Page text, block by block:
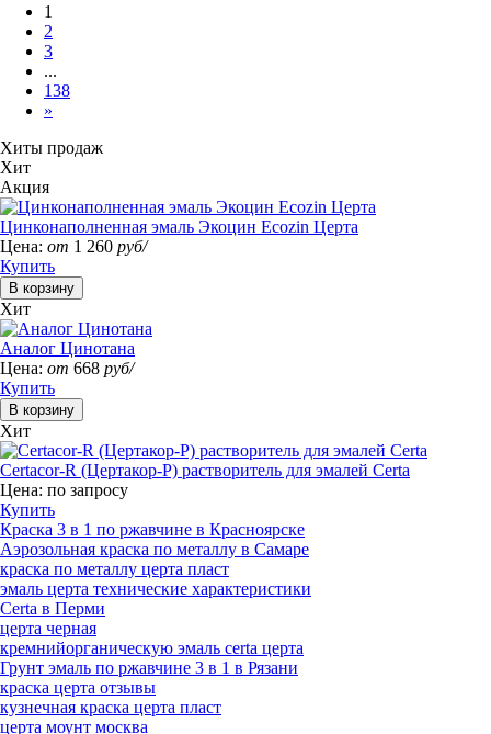
1
2
3
...
138
»
Хиты продаж
Хит
Акция
Цинконаполненная эмаль Экоцин Ecozin Церта
Цена: от 1 260 руб/
Купить
Хит
Аналог Цинотана
Цена: от 668 руб/
Купить
Хит
Certacor-R (Цертакор-Р) растворитель для эмалей Certa
Цена: по запросу
Купить
Краска 3 в 1 по ржавчине в Красноярске
Аэрозольная краска по металлу в Самаре
краска по металлу церта пласт
эмаль церта технические характеристики
Certa в Перми
церта черная
кремнийорганическую эмаль certa церта
Грунт эмаль по ржавчине 3 в 1 в Рязани
краска церта отзывы
кузнечная краска церта пласт
церта моунт москва